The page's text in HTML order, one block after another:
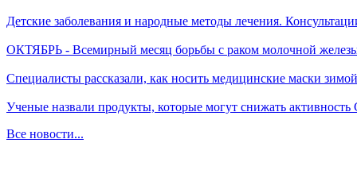
Детские заболевания и народные методы лечения.
ОКТЯБРЬ - Всемирный месяц борьбы с раком молочной
Специалисты рассказали, как носить медицинские маски зимой
Ученые назвали продукты, которые могут снижать
Все новости...